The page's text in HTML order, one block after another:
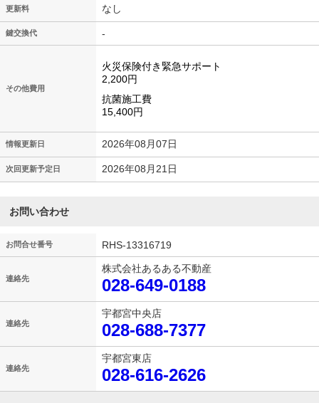
更新料 なし
鍵交換代 -
その他費用
火災保険付き緊急サポート
2,200円
抗菌施工費
15,400円
情報更新日 2026年08月07日
次回更新予定日 2026年08月21日
お問い合わせ
お問合せ番号 RHS-13316719
連絡先
株式会社あるある不動産
028-649-0188
連絡先
宇都宮中央店
028-688-7377
連絡先
宇都宮東店
028-616-2626